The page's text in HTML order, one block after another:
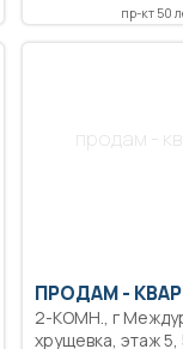
застекленный
угловая, без
Теплая квартира,
рядом, магазины,
пр-кт 50
продам -
ПРОДАМ -
2-КОМН., г Междуреченск,
хрущевка, этаж 5, 5, состояние